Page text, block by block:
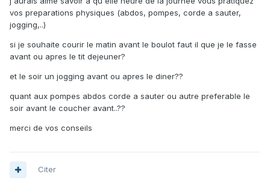
vos preparations physiques (abdos, pompes, corde a sauter,
jogging,..)
si je souhaite courir le matin avant le boulot faut il que je le fasse
avant ou apres le tit dejeuner?
et le soir un jogging avant ou apres le diner??
quant aux pompes abdos corde a sauter ou autre preferable le
soir avant le coucher avant..??
merci de vos conseils
Citer